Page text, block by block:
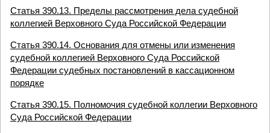
Статья 390.13. Пределы рассмотрения дела судебной
коллегией Верховного Суда Российской Федерации
Статья 390.14. Основания для отмены или изменения
судебной коллегией Верховного Суда Российской
Федерации судебных постановлений в кассационном
порядке
Статья 390.15. Полномочия судебной коллегии Верховного
Суда Российской Федерации